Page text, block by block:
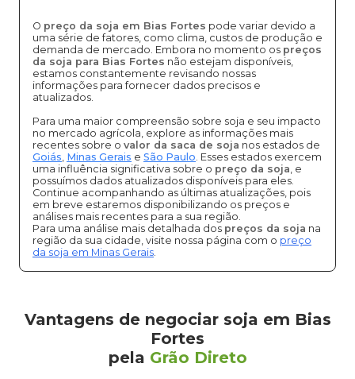
O preço da soja em Bias Fortes pode variar devido a
uma série de fatores, como clima, custos de produção e
demanda de mercado. Embora no momento os preços
da soja para Bias Fortes não estejam disponíveis,
estamos constantemente revisando nossas
informações para fornecer dados precisos e
atualizados.
Para uma maior compreensão sobre soja e seu impacto
no mercado agrícola, explore as informações mais
recentes sobre o valor da saca de soja nos estados de
Goiás, Minas Gerais e São Paulo. Esses estados exercem
uma influência significativa sobre o preço da soja, e
possuímos dados atualizados disponíveis para eles.
Continue acompanhando as últimas atualizações, pois
em breve estaremos disponibilizando os preços e
análises mais recentes para a sua região.
Para uma análise mais detalhada dos preços da soja na
região da sua cidade, visite nossa página com o preço
da soja em Minas Gerais.
Vantagens de negociar soja em Bias
Fortes
pela Grão Direto